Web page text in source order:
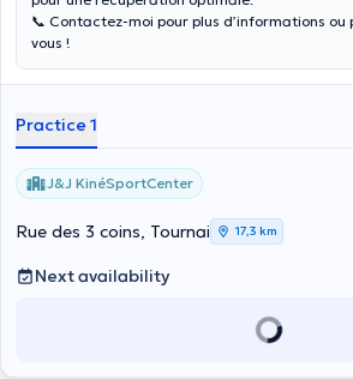
📞 Contactez-moi pour plus d’informations ou
vous !
Practice 1
J&J KinéSportCenter
Rue des 3 coins, Tournai 17,3 km
Next availability